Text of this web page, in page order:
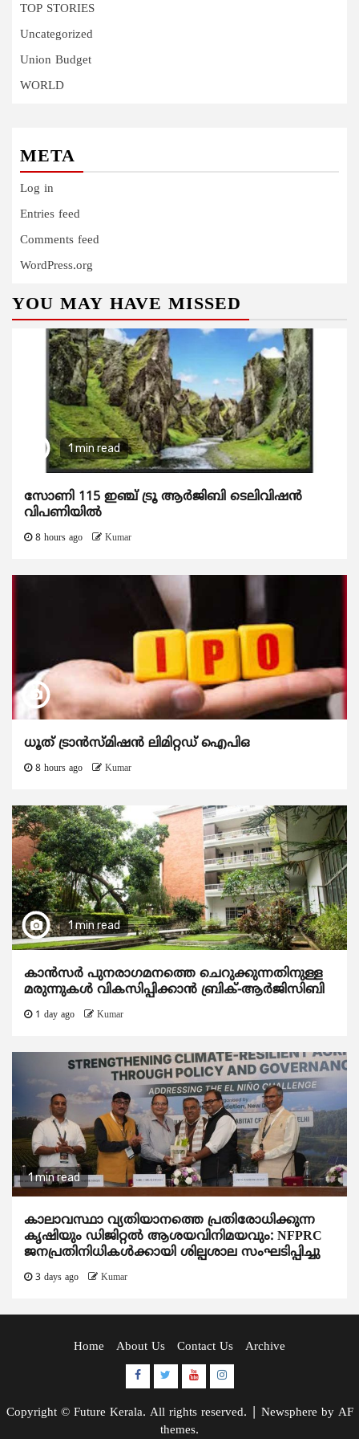
TOP STORIES
Uncategorized
Union Budget
WORLD
META
Log in
Entries feed
Comments feed
WordPress.org
YOU MAY HAVE MISSED
1 min read
സോണി 115 ഇഞ്ച് ട്രൂ ആർജിബി ടെലിവിഷൻ
വിപണിയിൽ
8 hours ago Kumar
ധൂത് ട്രാൻസ്മിഷൻ ലിമിറ്റഡ് ഐപിഒ
8 hours ago Kumar
1 min read
കാന്‍സര്‍ പുനരാഗമനത്തെ ചെറുക്കുന്നതിനുള്ള
മരുന്നുകള്‍ വികസിപ്പിക്കാന്‍ ബ്രിക്-ആര്‍ജിസിബി
1 day ago Kumar
1 min read
കാലാവസ്ഥാ വ്യതിയാനത്തെ പ്രതിരോധിക്കുന്ന
കൃഷിയും ഡിജിറ്റൽ ആശയവിനിമയവും: NFPRC
ജനപ്രതിനിധികൾക്കായി ശില്പശാല സംഘടിപ്പിച്ചു
3 days ago Kumar
Home About Us Contact Us Archive
Facebook
TwitterYoutubeInstagram
Copyright © Future Kerala. All rights reserved. Newsphere by AF
themes.